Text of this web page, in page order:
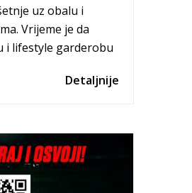
uz obalu i
Vrijeme je da
i lifestyle garderobu
Detaljnije